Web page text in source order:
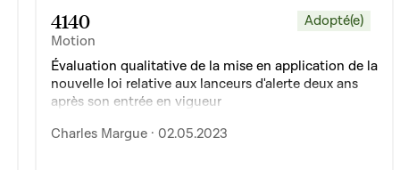
4140
Motion
Adopté(e)
Évaluation qualitative de la mise en application de la
nouvelle loi relative aux lanceurs d'alerte deux ans
après son entrée en vigueur
Charles Margue · 02.05.2023